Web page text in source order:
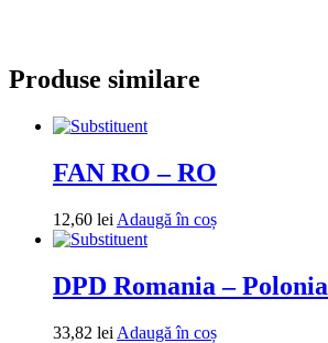
Produse similare
FAN RO – RO
12,60 lei Adaugă în coș
DPD Romania – Polonia
33,82 lei Adaugă în coș